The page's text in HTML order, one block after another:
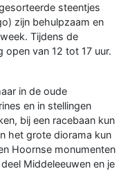
steentjes
zijn behulpzaam en
Tijdens de
open van 12 tot 17 uur.
in de oude
en in stellingen
bij een racebaan kun
het grote diorama kun
Hoornse monumenten
Middeleeuwen en je